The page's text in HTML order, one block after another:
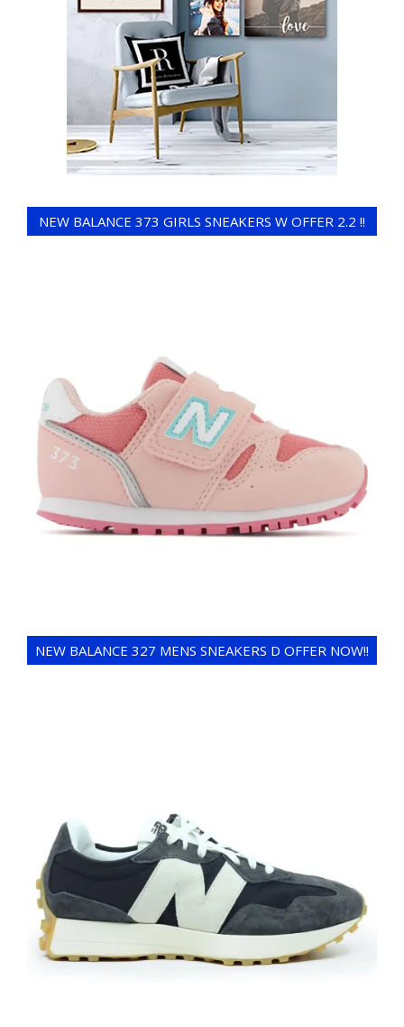
NEW BALANCE 373 GIRLS SNEAKERS W OFFER 2.2 !!
NEW BALANCE 327 MENS SNEAKERS D OFFER NOW!!